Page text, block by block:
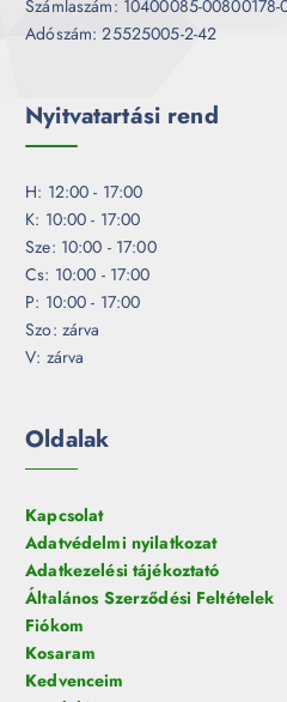
Számlaszám: 10400085-
Adószám: 25525005-2-42
Nyitvatartási rend
H: 12:00 - 17:00
K: 10:00 - 17:00
Sze: 10:00 - 17:00
Cs: 10:00 - 17:00
P: 10:00 - 17:00
Szo: zárva
V: zárva
Oldalak
Kapcsolat
Adatvédelmi nyilatkozat
Adatkezelési tájékoztató
Általános Szerződési Feltételek
Fiókom
Kosaram
Kedvenceim